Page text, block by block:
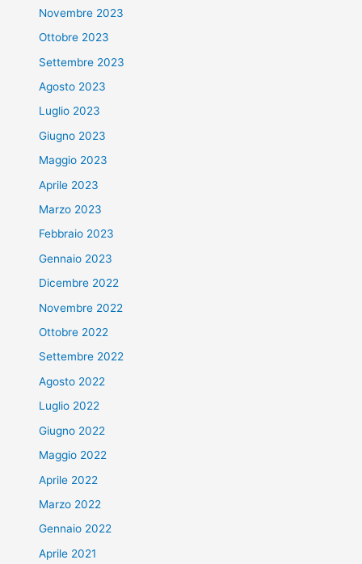
Novembre 2023
Ottobre 2023
Settembre 2023
Agosto 2023
Luglio 2023
Giugno 2023
Maggio 2023
Aprile 2023
Marzo 2023
Febbraio 2023
Gennaio 2023
Dicembre 2022
Novembre 2022
Ottobre 2022
Settembre 2022
Agosto 2022
Luglio 2022
Giugno 2022
Maggio 2022
Aprile 2022
Marzo 2022
Gennaio 2022
Aprile 2021